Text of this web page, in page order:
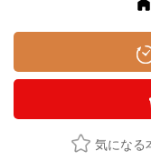
気になる